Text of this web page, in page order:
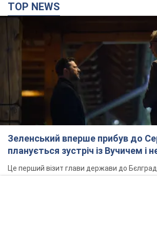
TOP NEWS
Зеленський вперше прибув до
планується зустріч із Вучичем і
Це перший візит глави держави до